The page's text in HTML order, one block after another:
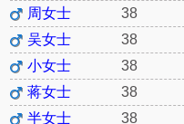
周女士
38
吴女士
38
小女士
38
蒋女士
38
半女士
38